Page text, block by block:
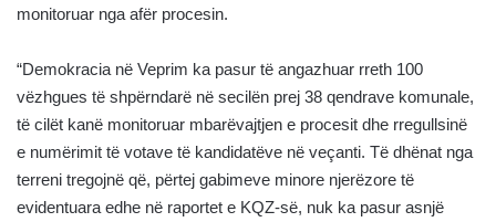
monitoruar nga afër procesin.
“Demokracia në Veprim ka pasur të angazhuar rreth 100
vëzhgues të shpërndarë në secilën prej 38 qendrave komunale,
të cilët kanë monitoruar mbarëvajtjen e procesit dhe rregullsinë
e numërimit të votave të kandidatëve në veçanti. Të dhënat nga
terreni tregojnë që, përtej gabimeve minore njerëzore të
evidentuara edhe në raportet e KQZ-së, nuk ka pasur asnjë